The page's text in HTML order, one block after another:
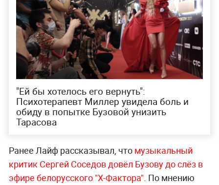
"Ей бы хотелось его вернуть":
Психотерапевт Миллер увидела боль и
обиду в попытке Бузовой унизить
Тарасова
Ранее Лайф рассказывал, что музыкальный
критик Сергей Соседов довёл Бузову до слёз в
эфире белорусского "X-Фактора". По мнению